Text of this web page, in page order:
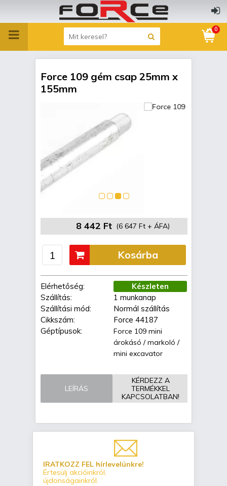
0
Force 109 gém csap 25mm x
155mm
8 442 Ft (6 647 Ft + ÁFA)
Elérhetőség:
Készleten
Szállítás:
1 munkanap
Szállítási mód:
Normál szállítás
Cikkszám:
Force 44187
Géptípusok:
Force 109 mini
árokásó / markoló /
mini excavator
Kosárba
LEÍRÁS
KÉRDEZZ A
TERMÉKKEL
KAPCSOLATBAN!
IRATKOZZ FEL hírlevelünkre!
Értesülj akcióinkról,
újdonságainkról.